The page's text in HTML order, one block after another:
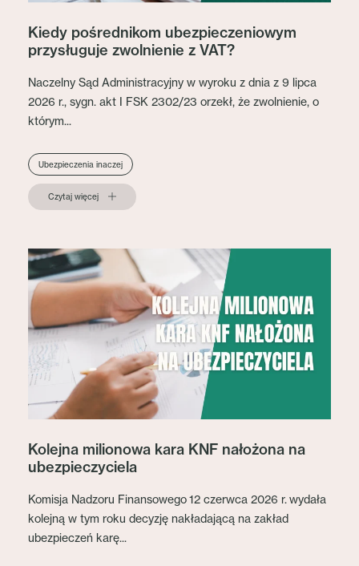
Kiedy pośrednikom ubezpieczeniowym
przysługuje zwolnienie z VAT?
Naczelny Sąd Administracyjny w wyroku z dnia z 9 lipca
2026 r., sygn. akt I FSK 2302/23 orzekł, że zwolnienie, o
którym...
Ubezpieczenia inaczej
Czytaj więcej
Kolejna milionowa kara KNF nałożona na
ubezpieczyciela
Komisja Nadzoru Finansowego 12 czerwca 2026 r. wydała
kolejną w tym roku decyzję nakładającą na zakład
ubezpieczeń karę...